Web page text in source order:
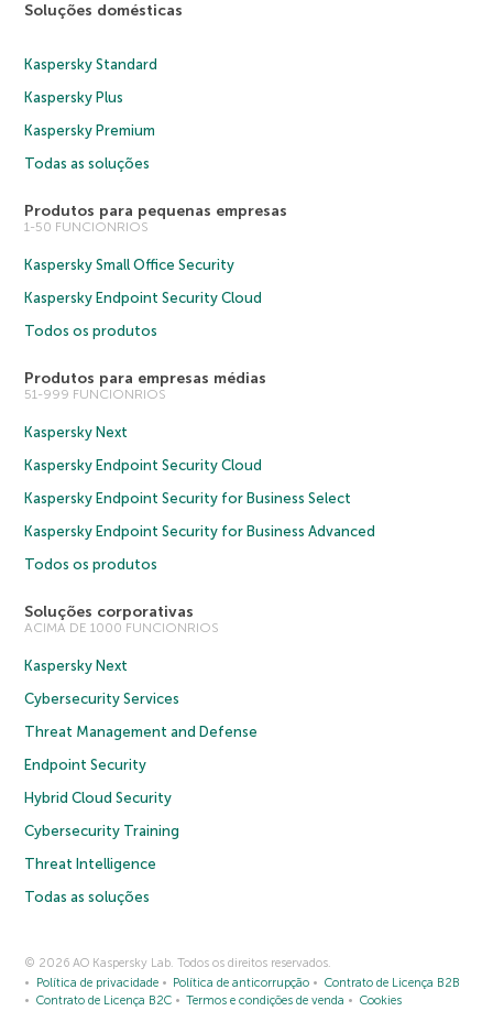
Soluções domésticas
Kaspersky Standard
Kaspersky Plus
Kaspersky Premium
Todas as soluções
Produtos para pequenas empresas
1-50 FUNCIONRIOS
Kaspersky Small Office Security
Kaspersky Endpoint Security Cloud
Todos os produtos
Produtos para empresas médias
51-999 FUNCIONRIOS
Kaspersky Next
Kaspersky Endpoint Security Cloud
Kaspersky Endpoint Security for Business Select
Kaspersky Endpoint Security for Business Advanced
Todos os produtos
Soluções corporativas
ACIMA DE 1000 FUNCIONRIOS
Kaspersky Next
Cybersecurity Services
Threat Management and Defense
Endpoint Security
Hybrid Cloud Security
Cybersecurity Training
Threat Intelligence
Todas as soluções
© 2026 AO Kaspersky Lab. Todos os direitos reservados.
Política de privacidade
Política de anticorrupção
Contrato de Licença B2B
Contrato de Licença B2C
Termos e condições de venda Cookies